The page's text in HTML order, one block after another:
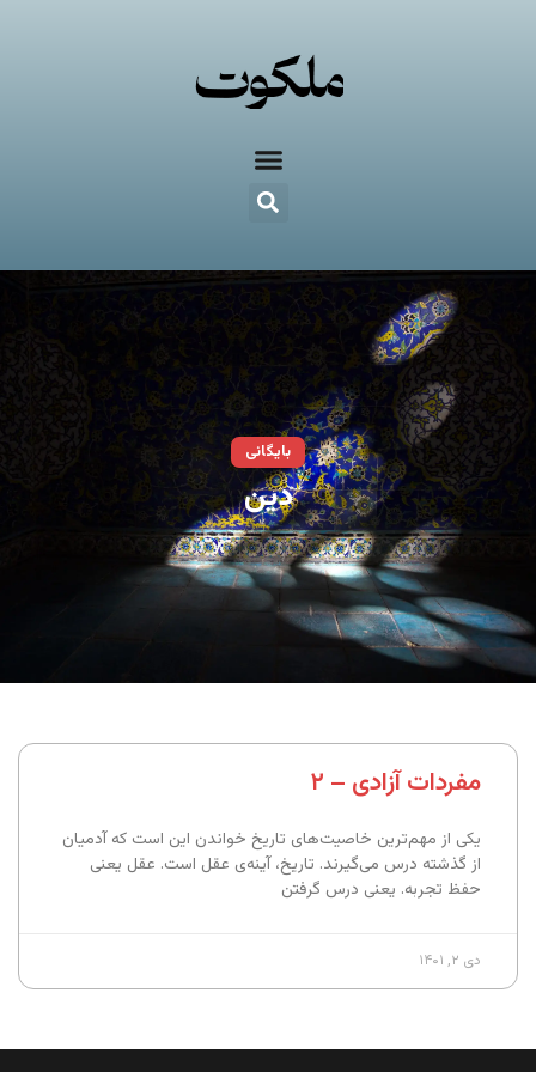
بایگانی
دین
مفردات آزادی – ۲
یکی از مهم‌ترین خاصیت‌های تاریخ خواندن این است که آدمیان
از گذشته درس می‌گیرند. تاریخ، آینه‌ی عقل است. عقل یعنی
حفظ تجربه. یعنی درس گرفتن
دی ۲, ۱۴۰۱